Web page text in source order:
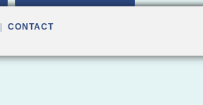
CONTACT